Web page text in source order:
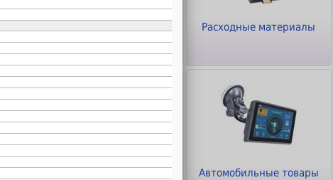
Расходные материалы
Автомобильные товары